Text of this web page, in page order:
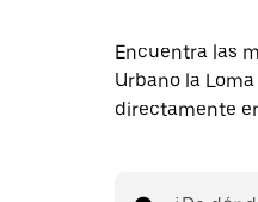
Encuentra las
Urbano la
directamente